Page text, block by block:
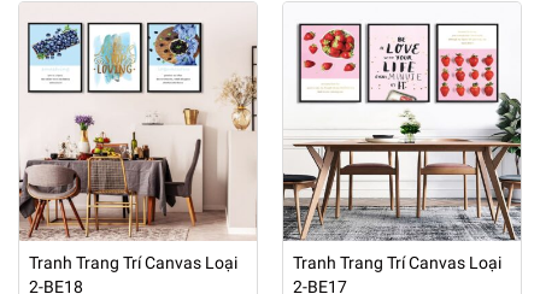
Tranh Trang Trí Canvas Loại
2-BE18
Tranh Trang Trí Canvas Loại
2-BE17